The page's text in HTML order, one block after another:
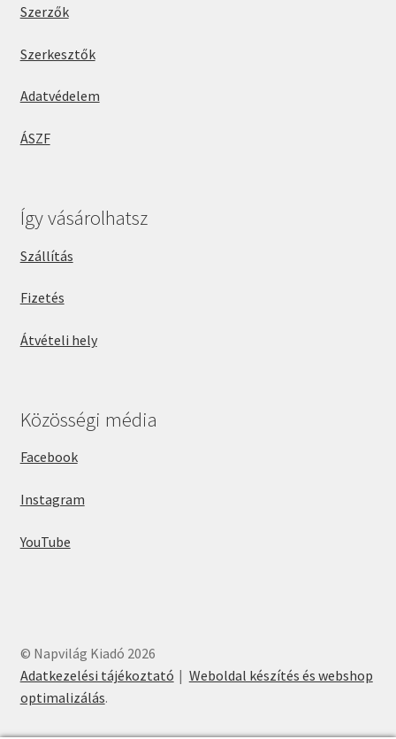
Szerzők
Szerkesztők
Adatvédelem
ÁSZF
Így vásárolhatsz
Szállítás
Fizetés
Átvételi hely
Közösségi média
Facebook
Instagram
YouTube
© Napvilág Kiadó 2026
Adatkezelési tájékoztató
Weboldal készítés és webshop
optimalizálás.